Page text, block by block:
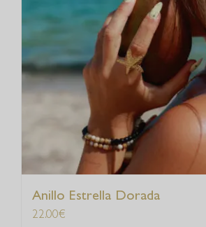
Anillo Estrella Dorada
22.00€